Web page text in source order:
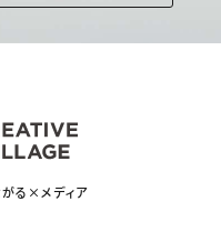
る×メディア